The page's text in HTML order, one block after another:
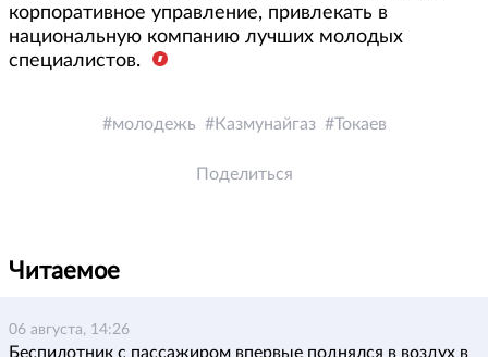
корпоративное управление, привлекать в
национальную компанию лучших молодых
специалистов.
молодежь Казмунайгаз Токаев
Поделиться
Читаемое
06 августа, 14:26
Беспилотник с пассажиром впервые поднялся в воздух в